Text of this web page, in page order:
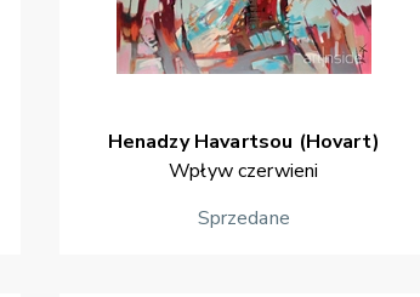
Henadzy Havartsou (Hovart)
Wpływ czerwieni
Sprzedane